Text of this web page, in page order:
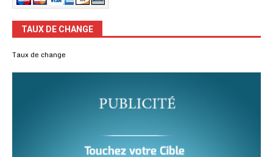
TAUX DE CHANGE
Taux de change